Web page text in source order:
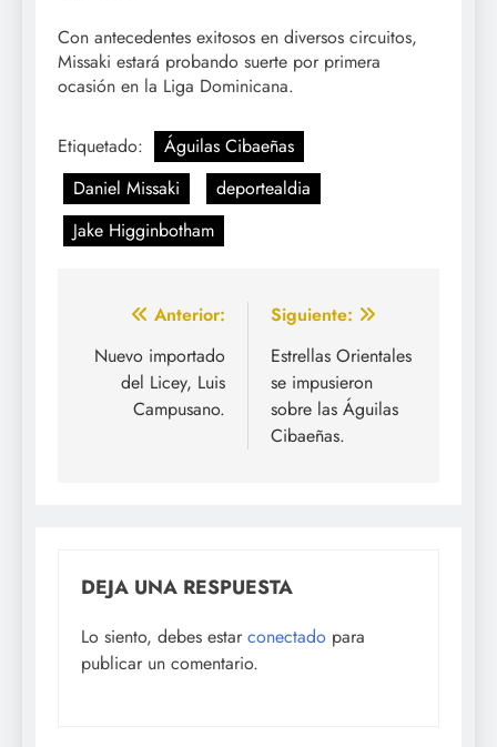
Con antecedentes exitosos en diversos circuitos,
Missaki estará probando suerte por primera
ocasión en la Liga Dominicana.
Etiquetado:
Águilas Cibaeñas
Daniel Missaki
deportealdia
Jake Higginbotham
Navegación
de
entradas
Anterior:
Nuevo importado
del Licey, Luis
Campusano.
Siguiente:
Estrellas Orientales
se impusieron
sobre las Águilas
Cibaeñas.
DEJA UNA RESPUESTA
Lo siento, debes estar conectado para
publicar un comentario.